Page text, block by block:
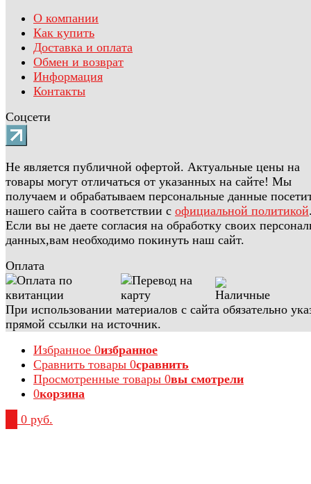
О компании
Как купить
Доставка и оплата
Обмен и возврат
Информация
Контакты
Соцсети
Не является публичной офертой. Актуальные цены на
товары могут отличаться от указанных на сайте! Мы
получаем и обрабатываем персональные данные
нашего сайта в соответствии с официальной политикой
Если вы не даете согласия на обработку своих
данных,вам необходимо покинуть наш сайт.
Оплата
При использовании материалов с сайта обязательно
прямой ссылки на источник.
Избранное 0избранное
Сравнить товары 0сравнить
Просмотренные товары 0вы смотрели
0корзина
0 руб.